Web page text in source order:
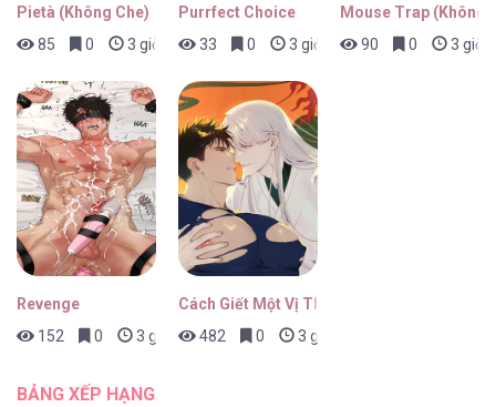
Pietà (Không Che)
85
0 3 giờ trước
Purrfect Choice
33
0 3 giờ trước
Mouse Trap (Không
90
0 3 giờ
Revenge
152
0 3 giờ trước
Cách Giết Một Vị Thân
482
0 3 giờ trước
BẢNG XẾP HẠNG